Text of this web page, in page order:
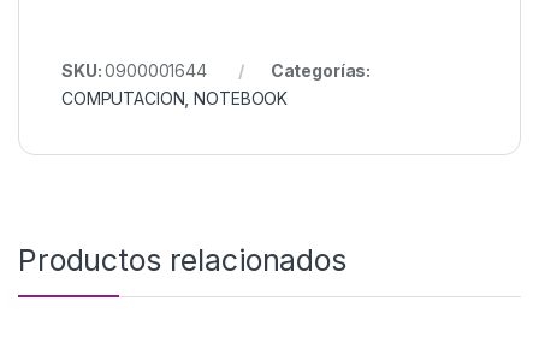
SKU:0900001644
Categorías:
COMPUTACION ,NOTEBOOK
Productos relacionados